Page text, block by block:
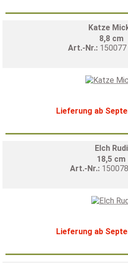
Katze
8,8 cm
Art.-Nr.: 150077
Lieferung ab
Elch Rudi
18,5 cm
Art.-Nr.:
Lieferung ab